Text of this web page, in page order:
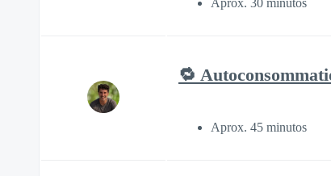
🔁
Aprox. 45 minutos